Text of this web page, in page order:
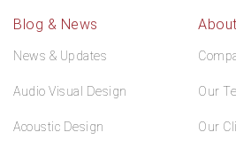
Blog & News
News & Updates
Audio Visual Design
Acoustic Design
Our
Our